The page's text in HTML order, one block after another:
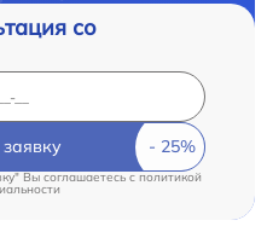
со
Вы соглашаетесь c политикой